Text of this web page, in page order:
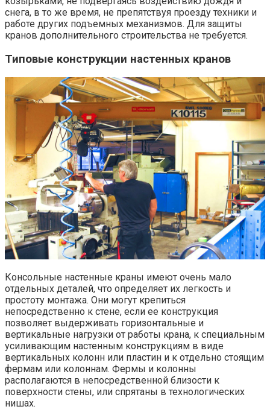
снега, в то же время, не препятствуя проезду техники и
работе других подъемных механизмов. Для защиты
кранов дополнительного строительства не требуется.
Типовые конструкции настенных кранов
Консольные настенные краны имеют очень мало
отдельных деталей, что определяет их легкость и
простоту монтажа. Они могут крепиться
непосредственно к стене, если ее конструкция
позволяет выдерживать горизонтальные и
вертикальные нагрузки от работы крана, к специальным
усиливающим настенным конструкциям в виде
вертикальных колонн или пластин и к отдельно стоящим
фермам или колоннам. Фермы и колонны
располагаются в непосредственной близости к
поверхности стены, или спрятаны в технологических
нишах.